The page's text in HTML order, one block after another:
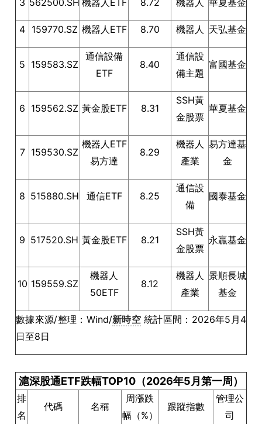
3 562500.SH 機器人ETF 8.72 機器人 華夏基金
4 159770.SZ 機器人ETF 8.70 機器人 天弘基金
5 159583.SZ
通信設備
ETF
8.40
通信設
備主題
富國基金
6 159562.SZ 黃金股ETF 8.31
SSH黃
金股票
華夏基金
7 159530.SZ
機器人ETF
易方達
8.29
機器人
產業
易方達基
金
8 515880.SH 通信ETF 8.25
通信設
備
國泰基金
9 517520.SH 黃金股ETF 8.21
SSH黃
金股票
永贏基金
10 159559.SZ
機器人
50ETF
8.12
機器人
產業
景順長城
基金
數據來源/整理：Wind/新時空統計區間：2026年5月4
日至8日
滬深股通ETF跌幅TOP10（2026年5月第一周）
排
名
代碼 名稱
周漲跌
幅（%）
跟蹤指數
管理公
司